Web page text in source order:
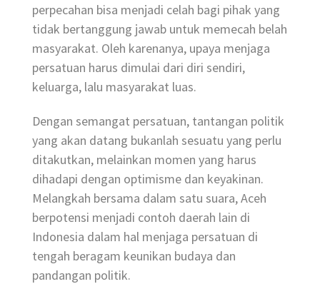
perpecahan bisa menjadi celah bagi pihak yang
tidak bertanggung jawab untuk memecah belah
masyarakat. Oleh karenanya, upaya menjaga
persatuan harus dimulai dari diri sendiri,
keluarga, lalu masyarakat luas.
Dengan semangat persatuan, tantangan politik
yang akan datang bukanlah sesuatu yang perlu
ditakutkan, melainkan momen yang harus
dihadapi dengan optimisme dan keyakinan.
Melangkah bersama dalam satu suara, Aceh
berpotensi menjadi contoh daerah lain di
Indonesia dalam hal menjaga persatuan di
tengah beragam keunikan budaya dan
pandangan politik.